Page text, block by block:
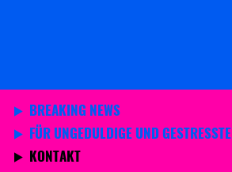
BREAKING NEWS
FÜR UNGEDULDIGE UND GESTRESSTE
KONTAKT